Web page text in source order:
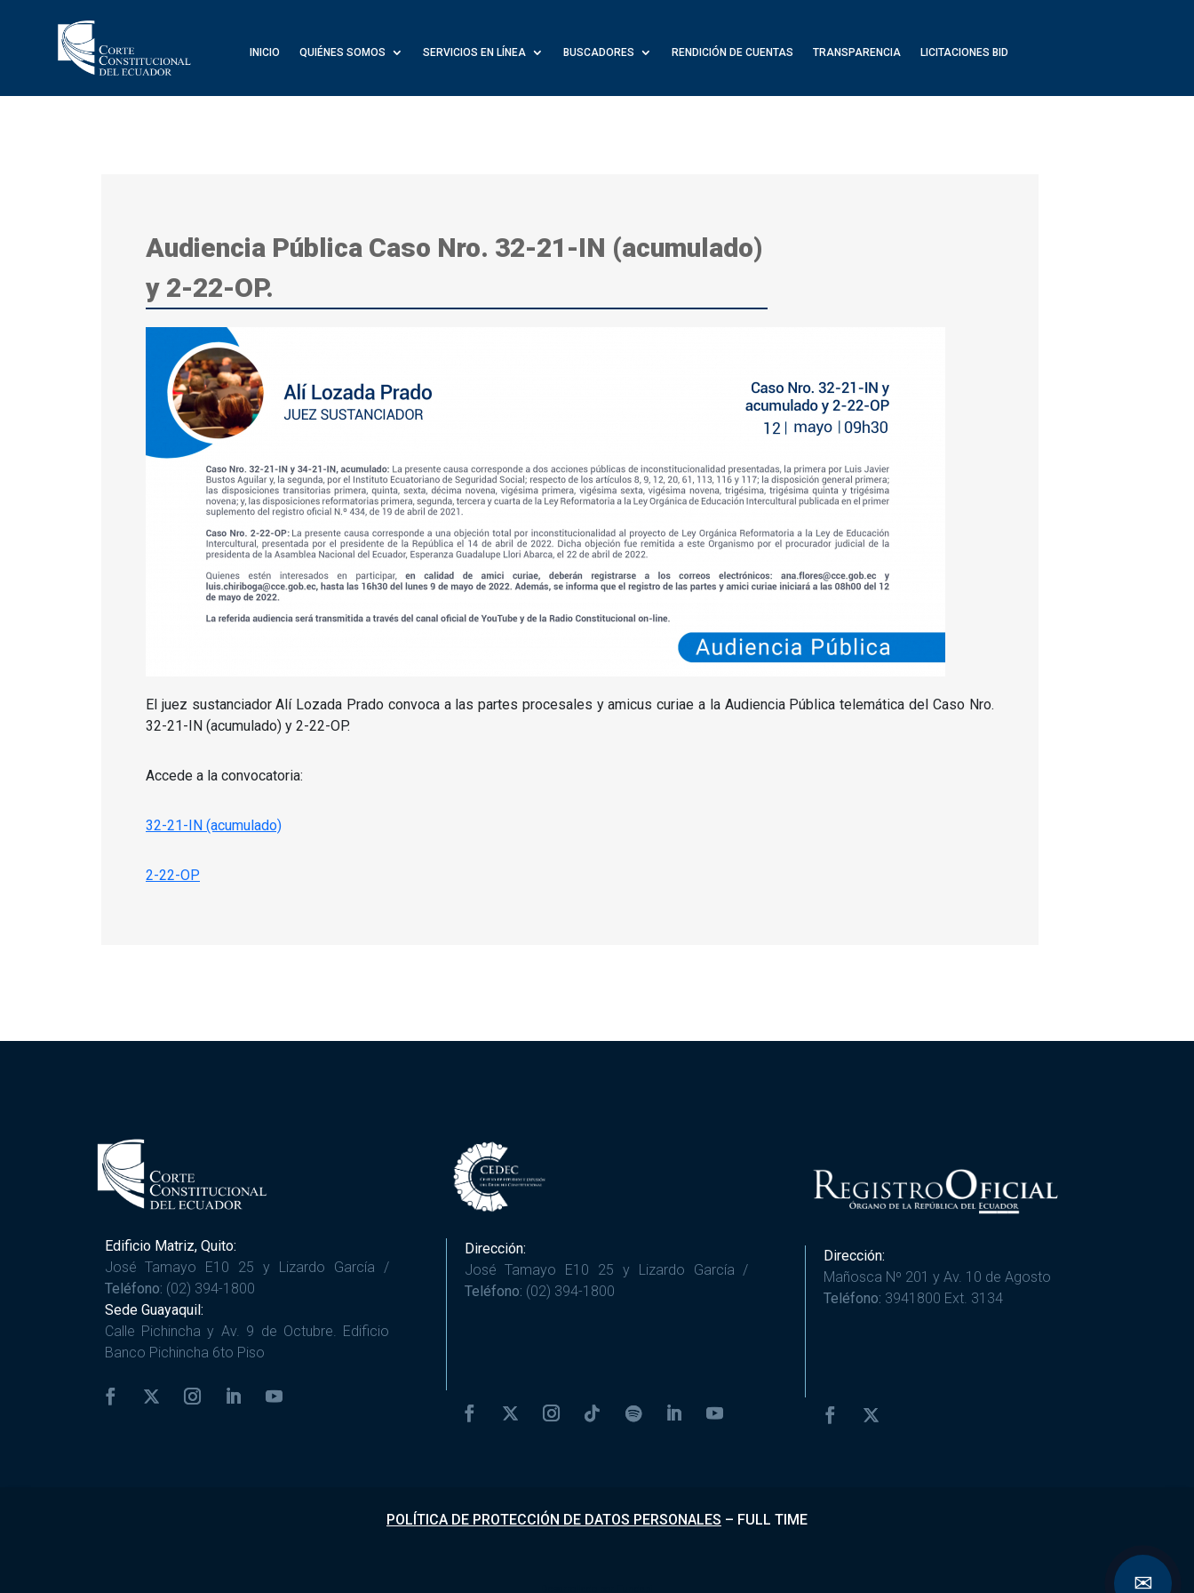
INICIO QUIÉNES SOMOS SERVICIOS EN LÍNEA BUSCADORES RENDICIÓN DE CUENTAS TRANSPARENCIA LICITACIONES BID
Audiencia Pública Caso Nro. 32-21-IN (acumulado)
y 2-22-OP.
El juez sustanciador Alí Lozada Prado convoca a las partes procesales y amicus curiae a la Audiencia Pública telemática del Caso Nro.
32-21-IN (acumulado) y 2-22-OP.
Accede a la convocatoria:
32-21-IN (acumulado)
2-22-OP
Edificio Matriz, Quito:
José Tamayo E10 25 y Lizardo García /
Teléfono: (02) 394-1800
Sede Guayaquil:
Calle Pichincha y Av. 9 de Octubre. Edificio
Banco Pichincha 6to Piso
Dirección:
José Tamayo E10 25 y Lizardo García /
Teléfono: (02) 394-1800
Dirección:
Mañosca Nº 201 y Av. 10 de Agosto
Teléfono: 3941800 Ext. 3134
POLÍTICA DE PROTECCIÓN DE DATOS PERSONALES – FULL TIME
✉